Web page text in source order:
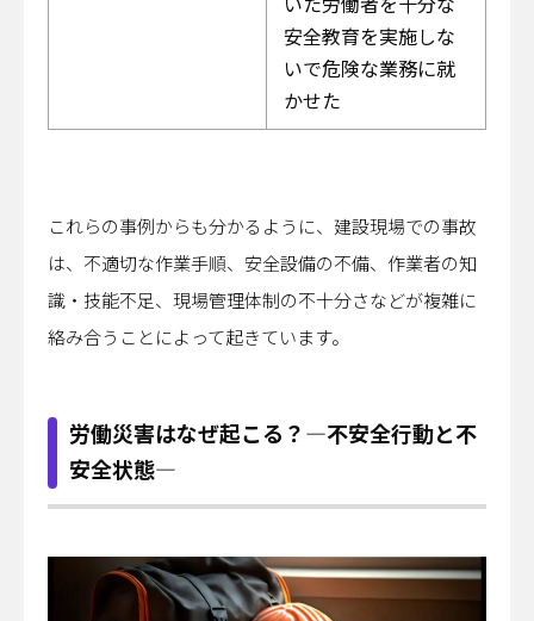
安全教育を実施しな
いで危険な業務に就
かせた
これらの事例からも分かるように、建設現場での事故
は、不適切な作業手順、安全設備の不備、作業者の知
識・技能不足、現場管理体制の不十分さなどが複雑に
絡み合うことによって起きています。
労働災害はなぜ起こる？―不安全行動と不
安全状態―